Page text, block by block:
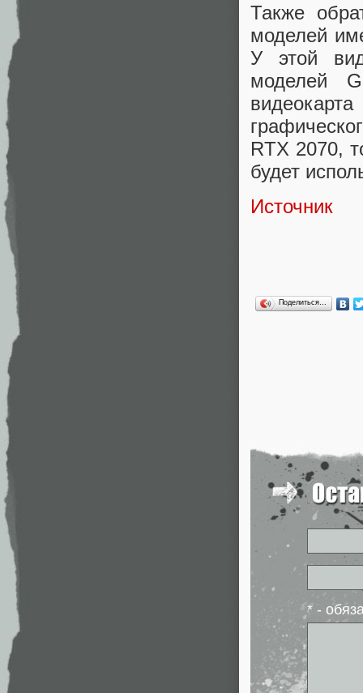
Также
моделей
У этой
моделей
RTX 2070,
будет
Источник
Поделиться…
* -